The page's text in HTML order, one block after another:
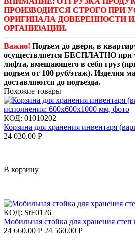
ПРОИЗВОДИТСЯ СТРОГО ПРИ
ОРИГИНАЛА ДОВЕРЕННОСТИ
ОРГАНИЗАЦИИ.
Важно! Подъем до двери, в
осуществляется БЕСПЛАТНО при
лифта, вмещающего в себя груз
подъем от 100 руб/этаж). Изделия
доставляются до подъезда.
Похожие товары
КОД: 01010202
Корзина для хранения инвентаря
24 030.00 Р
В корзину
КОД: StF0126
Мобильная стойка для хранения
24 660.00 Р 24 560.00 Р